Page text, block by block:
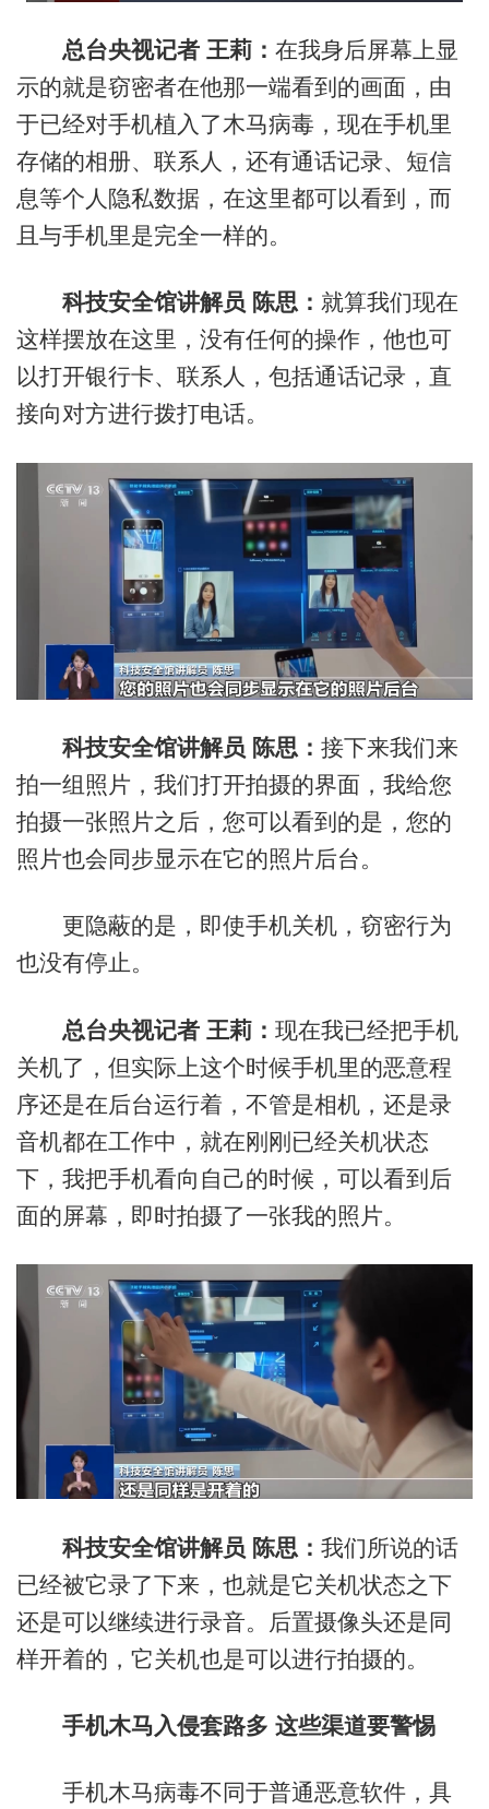
总台央视记者 王莉： 在我身后屏幕上显
示的就是窃密者在他那一端看到的画面，由
于已经对手机植入了木马病毒，现在手机里
存储的相册、联系人，还有通话记录、短信
息等个人隐私数据，在这里都可以看到，而
且与手机里是完全一样的。
科技安全馆讲解员 陈思： 就算我们现在
这样摆放在这里，没有任何的操作，他也可
以打开银行卡、联系人，包括通话记录，直
接向对方进行拨打电话。
科技安全馆讲解员 陈思： 接下来我们来
拍一组照片，我们打开拍摄的界面，我给您
拍摄一张照片之后，您可以看到的是，您的
照片也会同步显示在它的照片后台。
更隐蔽的是，即使手机关机，窃密行为
也没有停止。
总台央视记者 王莉： 现在我已经把手机
关机了，但实际上这个时候手机里的恶意程
序还是在后台运行着，不管是相机，还是录
音机都在工作中，就在刚刚已经关机状态
下，我把手机看向自己的时候，可以看到后
面的屏幕，即时拍摄了一张我的照片。
科技安全馆讲解员 陈思： 我们所说的话
已经被它录了下来，也就是它关机状态之下
还是可以继续进行录音。后置摄像头还是同
样开着的，它关机也是可以进行拍摄的。
手机木马入侵套路多 这些渠道要警惕
手机木马病毒不同于普通恶意软件，具